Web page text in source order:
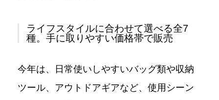
ライフスタイルに合わせて選べる全7
種。手に取りやすい価格帯で販売
今年は、日常使いしやすいバッグ類や収納
ツール、アウトドアギアなど、使用シーン